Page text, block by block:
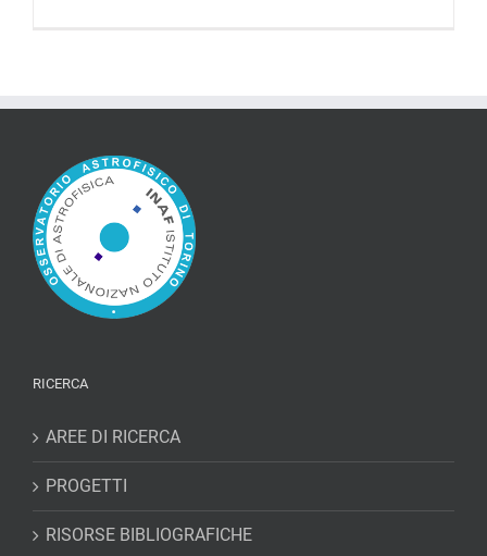
RICERCA
AREE DI RICERCA
PROGETTI
RISORSE BIBLIOGRAFICHE